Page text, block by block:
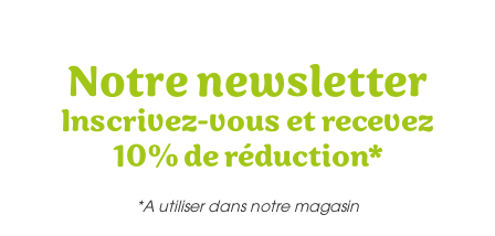
Notre newsletter
Inscrivez-vous et recevez
10% de réduction*
*A utiliser dans notre magasin